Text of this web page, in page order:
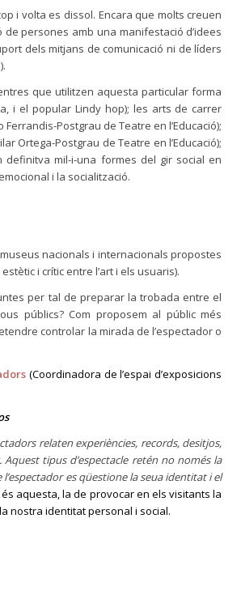
i volta es dissol. Encara que molts creuen
persones amb una manifestació d’idees
dels mitjans de comunicació ni de líders
que utilitzen aquesta particular forma
i el popular Lindy hop); les arts de carrer
Postgrau de Teatre en l’Educació);
Ortega-Postgrau de Teatre en l’Educació);
mil-i-una formes del gir social en
i la socialització.
nacionals i internacionals propostes
i crític entre l’art i els usuaris).
per tal de preparar la trobada entre el
públics? Com proposem al públic més
controlar la mirada de l’espectador o
(Coordinadora de l’espai d’exposicions
relaten experiències, records, desitjos,
tipus d’espectacle retén no només la
es qüestione la seua identitat i el
aquesta, la de provocar en els visitants la
nostra identitat personal i social.